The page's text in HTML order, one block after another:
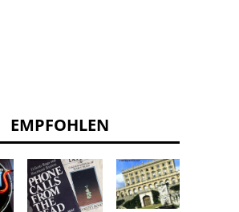
EMPFOHLEN